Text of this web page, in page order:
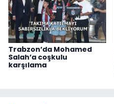
Trabzon’da Mohamed
Salah’a coşkulu
karşılama